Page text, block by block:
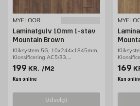
MYFLOOR
Laminatgulv 10mm 1-stav
Mountain Brown
Kliksystem 5G, 10x244x1845mm,
Klassificering AC5/33,
1,80m2/pakke
Pris 199 kr. /m2
199 KR. /M2
Kun online
udsolgt
1,80m2/
Pris
169
Kun